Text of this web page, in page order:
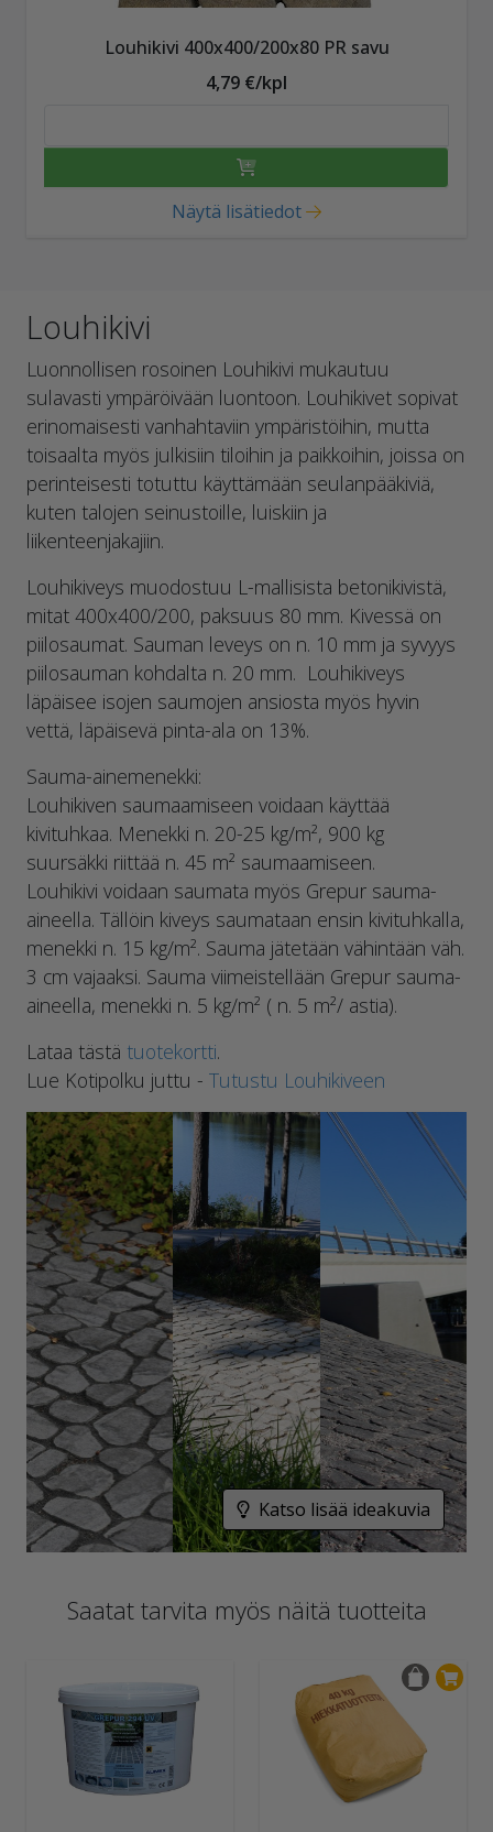
Louhikivi 400x400/200x80 PR savu
4,79 €/kpl
Näytä lisätiedot
Louhikivi
Luonnollisen rosoinen Louhikivi mukautuu
sulavasti ympäröivään luontoon. Louhikivet sopivat
erinomaisesti vanhahtaviin ympäristöihin, mutta
toisaalta myös julkisiin tiloihin ja paikkoihin, joissa on
perinteisesti totuttu käyttämään seulanpääkiviä,
kuten talojen seinustoille, luiskiin ja
liikenteenjakajiin.
Louhikiveys muodostuu L-mallisista betonikivistä,
mitat 400x400/200, paksuus 80 mm. Kivessä on
piilosaumat. Sauman leveys on n. 10 mm ja syvyys
piilosauman kohdalta n. 20 mm. Louhikiveys
läpäisee isojen saumojen ansiosta myös hyvin
vettä, läpäisevä pinta-ala on 13%.
Sauma-ainemenekki:
Louhikiven saumaamiseen voidaan käyttää
kivituhkaa. Menekki n. 20-25 kg/m², 900 kg
suursäkki riittää n. 45 m² saumaamiseen.
Louhikivi voidaan saumata myös Grepur sauma-
aineella. Tällöin kiveys saumataan ensin kivituhkalla,
menekki n. 15 kg/m². Sauma jätetään vähintään väh.
3 cm vajaaksi. Sauma viimeistellään Grepur sauma-
aineella, menekki n. 5 kg/m² ( n. 5 m²/ astia).
Lataa tästä tuotekortti.
Lue Kotipolku juttu - Tutustu Louhikiveen
Katso lisää ideakuvia
Saatat tarvita myös näitä tuotteita